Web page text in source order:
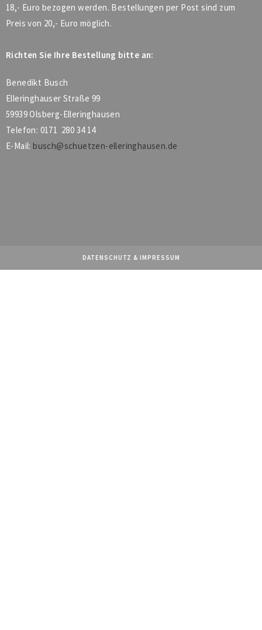
18,- Euro bezogen werden. Bestellungen per Post sind zum
Preis von 20,- Euro möglich.
Richten Sie Ihre Bestellung bitte an:
Benedikt Busch
Elleringhauser Straße 99
59939 Olsberg-Elleringhausen
Telefon: 0171 280 34 14
E-Mail: busch@schuetzen-elleringhausen.de
DATENSCHUTZ & IMPRESSUM